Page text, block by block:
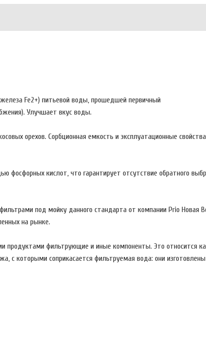
Fe2+) питьевой воды, прошедшей первичный
Улучшает вкус воды.
орехов. Сорбционная емкость и эксплуатационные свойства
фосфорных кислот, что гарантирует отсутствие обратного
под мойку данного стандарта от компании Prio Новая
на рынке.
продуктами фильтрующие и иные компоненты. Это относится
с которыми соприкасается фильтруемая вода: они изготовлены